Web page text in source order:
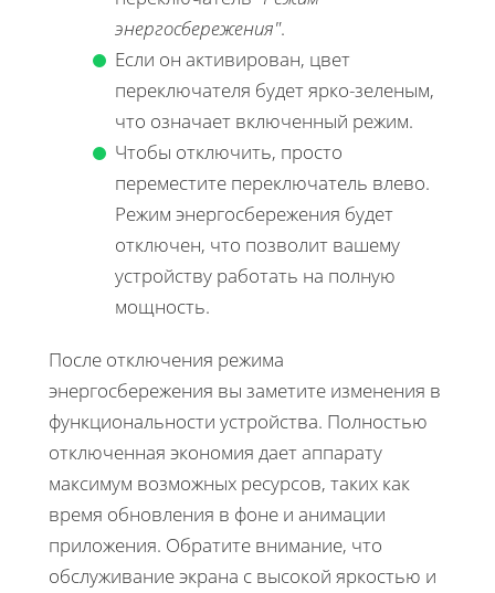
энергосбережения".
Если он активирован, цвет
переключателя будет ярко-зеленым,
что означает включенный режим.
Чтобы отключить, просто
переместите переключатель влево.
Режим энергосбережения будет
отключен, что позволит вашему
устройству работать на полную
мощность.
После отключения режима
энергосбережения вы заметите изменения в
функциональности устройства. Полностью
отключенная экономия дает аппарату
максимум возможных ресурсов, таких как
время обновления в фоне и анимации
приложения. Обратите внимание, что
обслуживание экрана с высокой яркостью и